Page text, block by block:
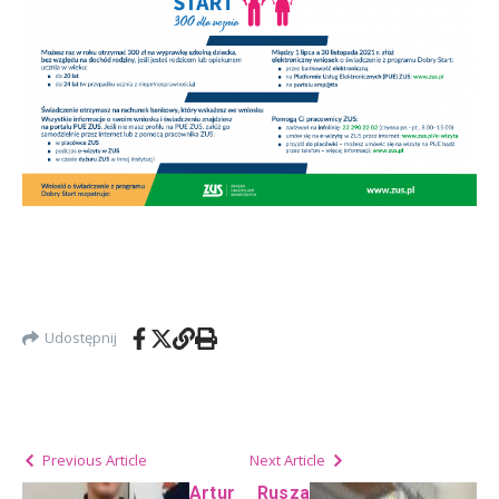
Udostępnij
Previous Article
Artur
Next Article
Rusza